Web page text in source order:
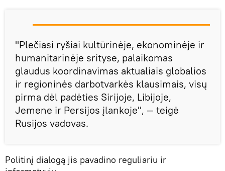
"Plečiasi ryšiai kultūrinėje, ekonominėje ir
humanitarinėje srityse, palaikomas
glaudus koordinavimas aktualiais globalios
ir regioninės darbotvarkės klausimais, visų
pirma dėl padėties Sirijoje, Libijoje,
Jemene ir Persijos įlankoje", — teigė
Rusijos vadovas.
Politinį dialogą jis pavadino reguliariu ir